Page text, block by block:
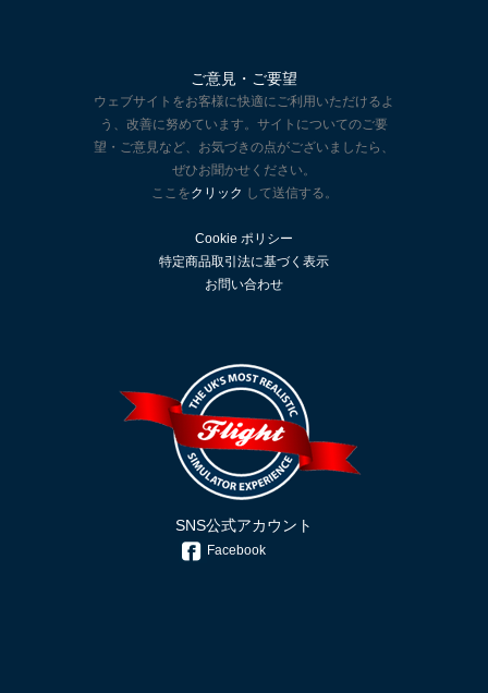
ご意見・ご要望
ウェブサイトをお客様に快適にご利用いただけるよ
う、改善に努めています。サイトについてのご要
望・ご意見など、お気づきの点がございましたら、
ぜひお聞かせください。
ここをクリック して送信する。
Cookie ポリシー
特定商品取引法に基づく表示
お問い合わせ
SNS公式アカウント
Facebook